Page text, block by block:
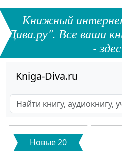
Книжный
Дива.ру". Все ваши
-
Kniga-Diva.ru
Новые 20